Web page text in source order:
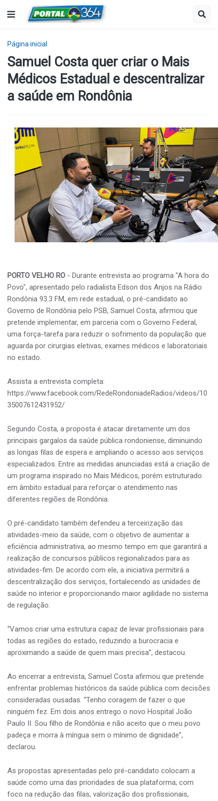
Página inicial
Samuel Costa quer criar o Mais
Médicos Estadual e descentralizar
a saúde em Rondônia
PORTO VELHO RO - Durante entrevista ao programa "A hora do
Povo", apresentado pelo radialista Edson dos Anjos na Rádio
Rondônia 93.3 FM, em rede estadual, o pré-candidato ao
Governo de Rondônia pelo PSB, Samuel Costa, afirmou que
pretende implementar, em parceria com o Governo Federal,
uma força-tarefa para reduzir o sofrimento da população que
aguarda por cirurgias eletivas, exames médicos e laboratoriais
no estado.
Assista a entrevista completa:
https://www.facebook.com/RedeRondoniadeRadios/videos/10
35007612431952/
Segundo Costa, a proposta é atacar diretamente um dos
principais gargalos da saúde pública rondoniense, diminuindo
as longas filas de espera e ampliando o acesso aos serviços
especializados. Entre as medidas anunciadas está a criação de
um programa inspirado no Mais Médicos, porém estruturado
em âmbito estadual para reforçar o atendimento nas
diferentes regiões de Rondônia.
O pré-candidato também defendeu a terceirização das
atividades-meio da saúde, com o objetivo de aumentar a
eficiência administrativa, ao mesmo tempo em que garantirá a
realização de concursos públicos regionalizados para as
atividades-fim. De acordo com ele, a iniciativa permitirá a
descentralização dos serviços, fortalecendo as unidades de
saúde no interior e proporcionando maior agilidade no sistema
de regulação.
“Vamos criar uma estrutura capaz de levar profissionais para
todas as regiões do estado, reduzindo a burocracia e
aproximando a saúde de quem mais precisa”, destacou.
Ao encerrar a entrevista, Samuel Costa afirmou que pretende
enfrentar problemas históricos da saúde pública com decisões
consideradas ousadas. “Tenho coragem de fazer o que
ninguém fez. Em dois anos entrego o novo Hospital João
Paulo II. Sou filho de Rondônia e não aceito que o meu povo
padeça e morra à míngua sem o mínimo de dignidade”,
declarou.
As propostas apresentadas pelo pré-candidato colocam a
saúde como uma das prioridades de sua plataforma, com
foco na redução das filas, valorização dos profissionais,